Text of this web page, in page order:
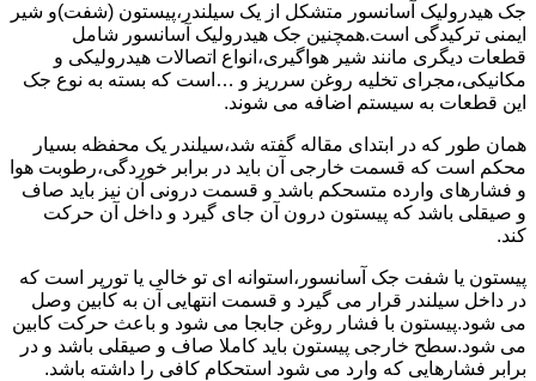
جک هیدرولیک آسانسور متشکل از یک سیلندر،پیستون (شفت)و شیر
ایمنی ترکیدگی است.همچنین جک هیدرولیک آسانسور شامل
قطعات دیگری مانند شیر هواگیری،انواع اتصالات هیدرولیکی و
مکانیکی،مجرای تخلیه روغن سرریز و …است که بسته به نوع جک
این قطعات به سیستم اضافه می شوند.
همان طور که در ابتدای مقاله گفته شد،سیلندر یک محفظه بسیار
محکم است که قسمت خارجی آن باید در برابر خوردگی،رطوبت هوا
و فشارهای وارده متسحکم باشد و قسمت درونی آن نیز باید صاف
و صیقلی باشد که پیستون درون آن جای گیرد و داخل آن حرکت
کند.
پیستون یا شفت جک آسانسور،استوانه ای تو خالی یا تورپر است که
در داخل سیلندر قرار می گیرد و قسمت انتهایی آن به کابین وصل
می شود.پیستون با فشار روغن جابجا می شود و باعث حرکت کابین
می شود.سطح خارجی پیستون باید کاملا صاف و صیقلی باشد و در
برابر فشارهایی که وارد می شود استحکام کافی را داشته باشد.